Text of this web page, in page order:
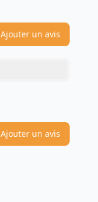
Ajouter un avis
Ajouter un avis